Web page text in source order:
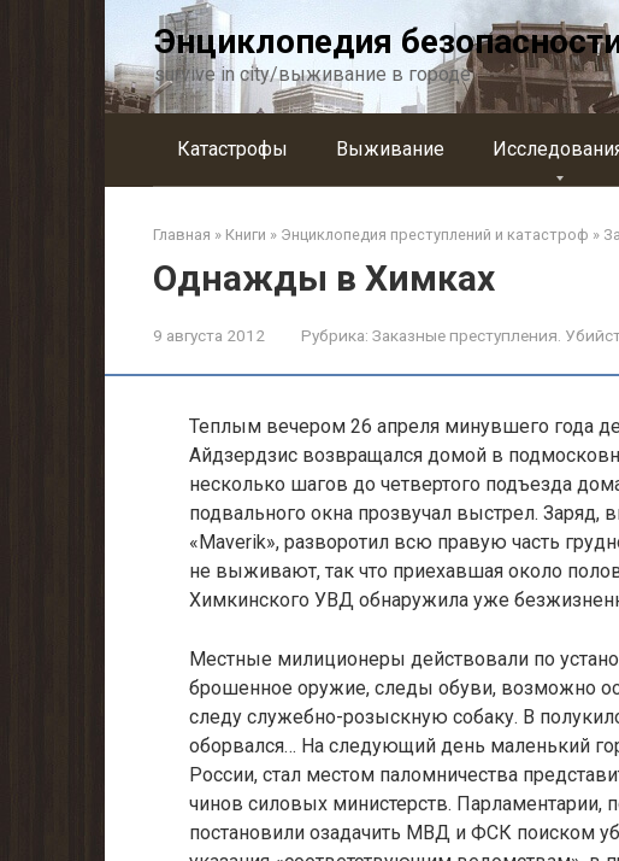
Энциклопедия
survive in city/выживание в городе
Катастрофы Выживание
Главная » Книги » Энциклопедия преступлений и катастроф »
Однажды в Химках
9 августа 2012 Рубрика: Заказные преступления.
Теплым вечером 26 апреля минувшего года
Айдзердзис возвращался домой в
несколько шагов до четвертого подъезда
подвального окна прозвучал выстрел.
«Maverik», разворотил всю правую часть
не выживают, так что приехавшая около
Химкинского УВД обнаружила уже
Местные милиционеры действовали по
брошенное оружие, следы обуви, возможно
следу служебно-розыскную собаку. В
оборвался… На следующий день маленький
России, стал местом паломничества
чинов силовых министерств. Парламентарии,
постановили озадачить МВД и ФСК поиском